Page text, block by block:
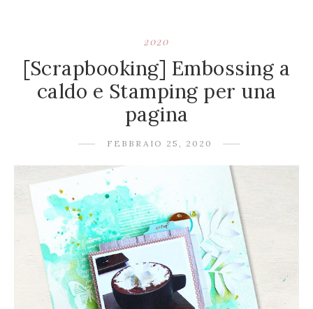
2020
[Scrapbooking] Embossing a
caldo e Stamping per una
pagina
FEBBRAIO 25, 2020